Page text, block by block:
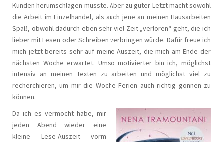
Kunden herumschlagen musste. Aber zu guter Letzt macht sowohl
die Arbeit im Einzelhandel, als auch jene an meinen Hausarbeiten
Spaß, obwohl dadurch eben sehr viel Zeit „verloren“ geht, die ich
lieber mit Lesen oder Schreiben verbringen würde. Dafür freue ich
mich jetzt bereits sehr auf meine Auszeit, die mich am Ende der
nächsten Woche erwartet. Umso motivierter bin ich, möglichst
intensiv an meinen Texten zu arbeiten und möglichst viel zu
recherchieren, um mir die Woche Ferien auch richtig gönnen zu
können.
Da ich es vermocht habe, mir
jeden Abend wieder eine
kleine Lese-Auszeit vorm